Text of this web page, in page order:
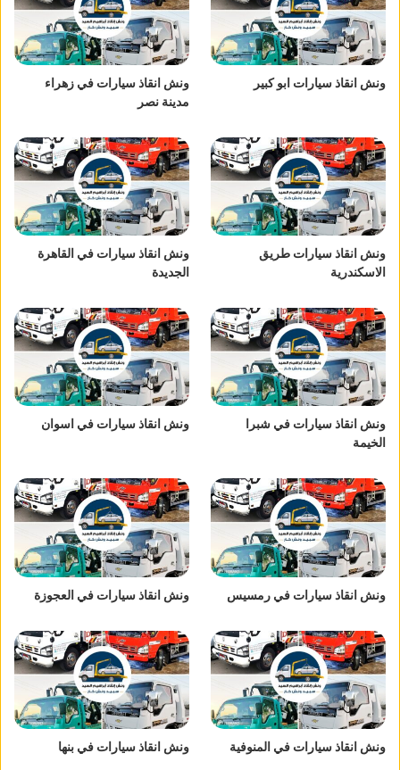
ونش انقاذ سيارات ابو كبير
ونش انقاذ سيارات في زهراء
مدينة نصر
ونش انقاذ سيارات طريق
الاسكندرية
ونش انقاذ سيارات في القاهرة
الجديدة
ونش انقاذ سيارات في شبرا
الخيمة
ونش انقاذ سيارات في اسوان
ونش انقاذ سيارات في رمسيس ونش انقاذ سيارات في العجوزة
ونش انقاذ سيارات في المنوفية ونش انقاذ سيارات في بنها